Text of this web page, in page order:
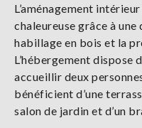
L’aménagement
chaleureuse grâce à
habillage en bois et la
L’hébergement dispose
accueillir deux
bénéficient d’une
salon de jardin et d’un